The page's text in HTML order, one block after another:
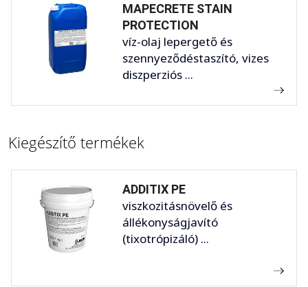
MAPECRETE STAIN
PROTECTION
víz-olaj lepergető és
szennyeződéstaszító, vizes
diszperziós ...
Kiegészítő termékek
ADDITIX PE
viszkozitásnövelő és
állékonyságjavító
(tixotrópizáló) ...